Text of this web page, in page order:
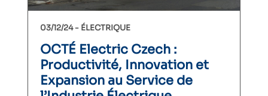
03/12/24 - ÉLECTRIQUE
OCTÉ Electric Czech :
Productivité, Innovation et
Expansion au Service de